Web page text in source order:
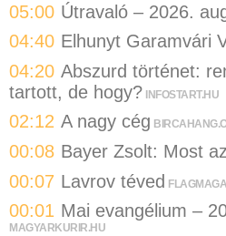
05:00 Útravaló – 2026.
04:40 Elhunyt Garamvári
04:20 Abszurd történet:
tartott, de hogy? INFOSTART.HU
02:12 A nagy cég
00:08 Bayer Zsolt: Most
00:07 Lavrov téved
00:01 Mai evangélium –
MAGYARKURIR.HU